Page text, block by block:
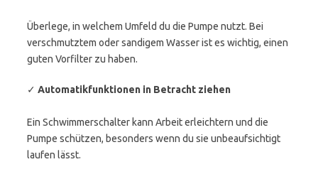
Überlege, in welchem Umfeld du die Pumpe nutzt. Bei
verschmutztem oder sandigem Wasser ist es wichtig, einen
guten Vorfilter zu haben.
✓ Automatikfunktionen in Betracht ziehen
Ein Schwimmerschalter kann Arbeit erleichtern und die
Pumpe schützen, besonders wenn du sie unbeaufsichtigt
laufen lässt.